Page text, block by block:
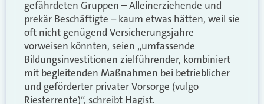
gefährdeten Gruppen – Alleinerziehende und
prekär Beschäftigte – kaum etwas hätten, weil sie
oft nicht genügend Versicherungsjahre
vorweisen könnten, seien „umfassende
Bildungsinvestitionen zielführender, kombiniert
mit begleitenden Maßnahmen bei betrieblicher
und geförderter privater Vorsorge (vulgo
Riesterrente)“, schreibt Hagist.